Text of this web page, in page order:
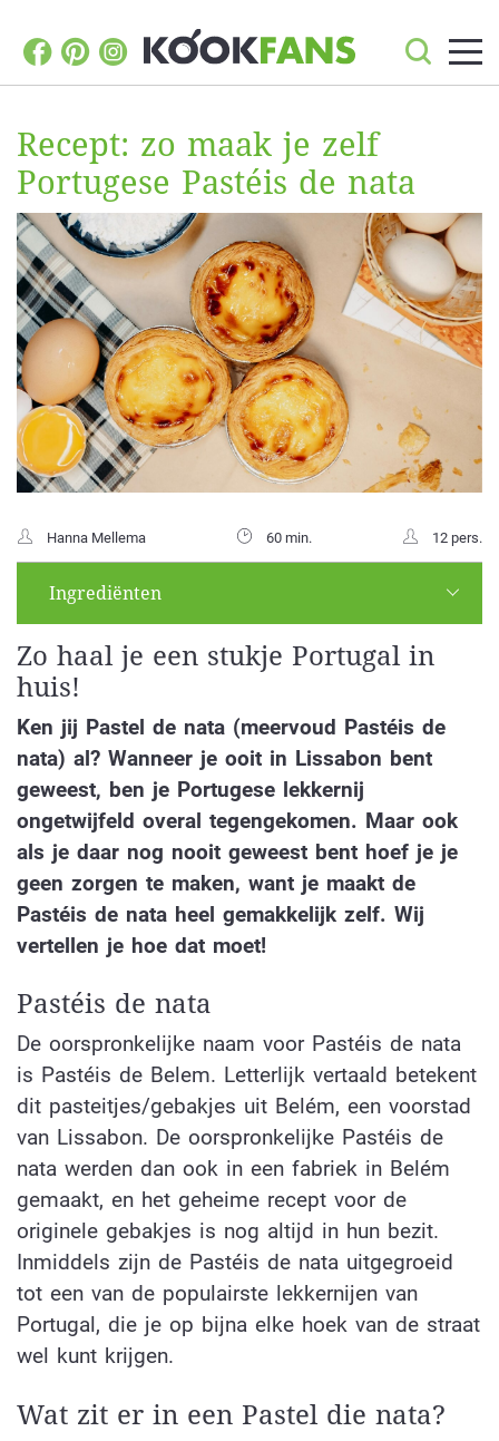
Recept: zo maak je zelf
Portugese Pastéis de nata
Hanna Mellema 60 min. 12 pers.
Ingrediënten
Zo haal je een stukje Portugal in
huis!
Ken jij Pastel de nata (meervoud Pastéis de
nata) al? Wanneer je ooit in Lissabon bent
geweest, ben je Portugese lekkernij
ongetwijfeld overal tegengekomen. Maar ook
als je daar nog nooit geweest bent hoef je je
geen zorgen te maken, want je maakt de
Pastéis de nata heel gemakkelijk zelf. Wij
vertellen je hoe dat moet!
Pastéis de nata
De oorspronkelijke naam voor Pastéis de nata
is Pastéis de Belem. Letterlijk vertaald betekent
dit pasteitjes/gebakjes uit Belém, een voorstad
van Lissabon. De oorspronkelijke Pastéis de
nata werden dan ook in een fabriek in Belém
gemaakt, en het geheime recept voor de
originele gebakjes is nog altijd in hun bezit.
Inmiddels zijn de Pastéis de nata uitgegroeid
tot een van de populairste lekkernijen van
Portugal, die je op bijna elke hoek van de straat
wel kunt krijgen.
Wat zit er in een Pastel die nata?